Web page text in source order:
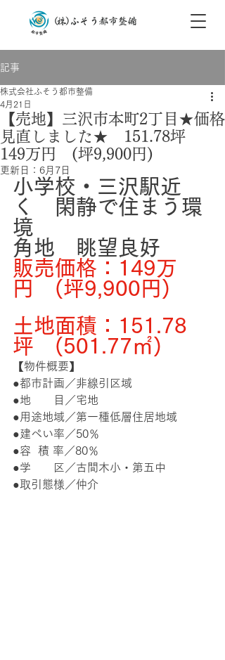
記事
【売地】三沢市本町2丁目★価格
見直しました★ 151.78坪
149万円 (坪9,900円)
株式会社ふそう都市整備
4月21日
更新日： 6月7日
小学校・三沢駅近
く　閑静で住まう環
境
角地　眺望良好
販売価格：149万
円　(坪9,900円)
土地面積：151.78
坪　(501.77㎡)
【物件概要】
●都市計画／非線引区域
●地　　目／宅地
●用途地域／第一種低層住居地域
●建ぺい率／50％
●容  積 率／80％
●学　　区／古間木小・第五中
●取引態様／仲介